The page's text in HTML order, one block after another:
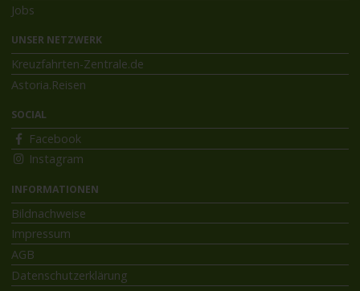
Jobs
UNSER NETZWERK
Kreuzfahrten-Zentrale.de
Astoria.Reisen
SOCIAL
Facebook
Instagram
INFORMATIONEN
Bildnachweise
Impressum
AGB
Datenschutzerklärung